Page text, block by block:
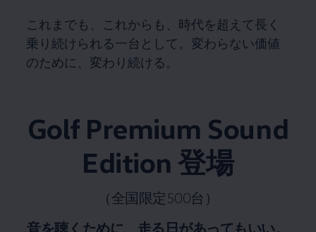
これまでも、これからも、時代を超えて長く
乗り続けられる一台として。変わらない価値
のために、変わり続ける。
Golf Premium Sound
Edition 登場
（全国限定500台）
音を聴くために、走る日があってもいい。